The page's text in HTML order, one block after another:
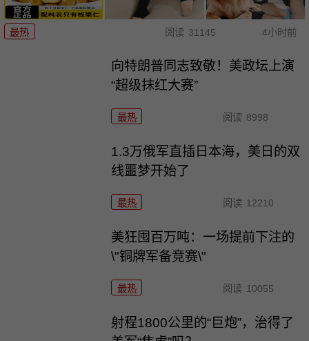
最热 阅读 31145 4小时前
向特朗普同志致敬！美政坛上演
“超级抹红大赛”
最热 阅读 8998
1.3万俄军直插日本海，美日的双
线噩梦开始了
最热 阅读 12210
美狂囤百万吨：一场提前下注的
\"铜牌军备竞赛\"
最热 阅读 10055
射程1800公里的“巨炮”，治得了